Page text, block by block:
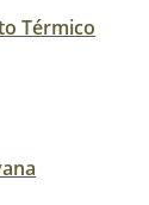
Térmico